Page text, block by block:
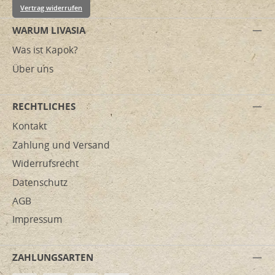
WARUM LIVASIA
Was ist Kapok?
Über uns
RECHTLICHES
Kontakt
Zahlung und Versand
Widerrufsrecht
Datenschutz
AGB
Impressum
Vertrag widerrufen
ZAHLUNGSARTEN